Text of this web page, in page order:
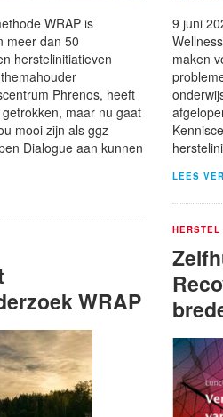
WRAP is
meer dan 50
herstelinitiatieven
Phrenos, heeft
maar nu gaat
mooi zijn als ggz-
Dialogue aan kunnen
9 juni
maken
LEES
HERSTEL
WRAP